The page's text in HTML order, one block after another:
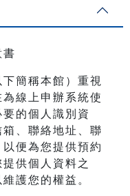
書
簡稱本館）重視
線上申辦系統使
的個人識別資
、聯絡地址、聯
便為您提供預約
供個人資料之
護您的權益。